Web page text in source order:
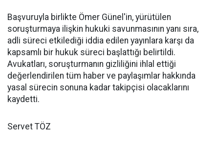
Başvuruyla birlikte Ömer Günel'in, yürütülen
soruşturmaya ilişkin hukuki savunmasının yanı sıra,
adli süreci etkilediği iddia edilen yayınlara karşı da
kapsamlı bir hukuk süreci başlattığı belirtildi.
Avukatları, soruşturmanın gizliliğini ihlal ettiği
değerlendirilen tüm haber ve paylaşımlar hakkında
yasal sürecin sonuna kadar takipçisi olacaklarını
kaydetti.
Servet TÖZ